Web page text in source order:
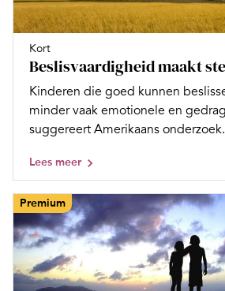
Kort
Beslisvaardigheid maakt
Kinderen die goed kunnen
minder vaak emotionele en
suggereert Amerikaans
Lees meer
Premium